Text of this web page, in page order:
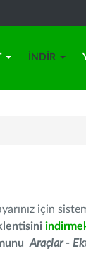
İNDIR
için
Araçlar -